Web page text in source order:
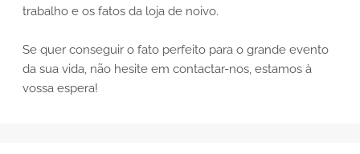
trabalho e os fatos da loja de noivo.
Se quer conseguir o fato perfeito para o grande evento
da sua vida, não hesite em contactar-nos, estamos à
vossa espera!